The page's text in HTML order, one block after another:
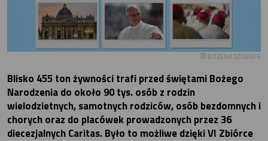
BOŻENA SZTAJNER
Blisko 455 ton żywności trafi przed świętami Bożego
Narodzenia do około 90 tys. osób z rodzin
wielodzietnych, samotnych rodziców, osób bezdomnych i
chorych oraz do placówek prowadzonych przez 36
diecezjalnych Caritas. Było to możliwe dzięki VI Zbiórce